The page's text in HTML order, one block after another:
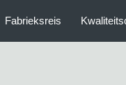
Fabrieksreis